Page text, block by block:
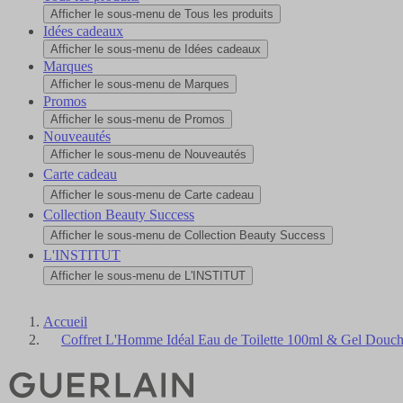
Afficher le sous-menu de Tous les produits
Idées cadeaux
Afficher le sous-menu de Idées cadeaux
Marques
Afficher le sous-menu de Marques
Promos
Afficher le sous-menu de Promos
Nouveautés
Afficher le sous-menu de Nouveautés
Carte cadeau
Afficher le sous-menu de Carte cadeau
Collection Beauty Success
Afficher le sous-menu de Collection Beauty Success
L'INSTITUT
Afficher le sous-menu de L'INSTITUT
Accueil
Coffret L'Homme Idéal Eau de Toilette 100ml & Gel